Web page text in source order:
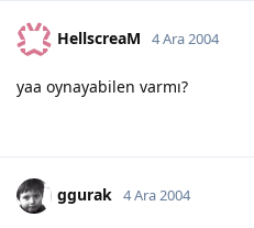
HellscreaM 4 Ara 2004
yaa oynayabilen varmı?
ggurak 4 Ara 2004